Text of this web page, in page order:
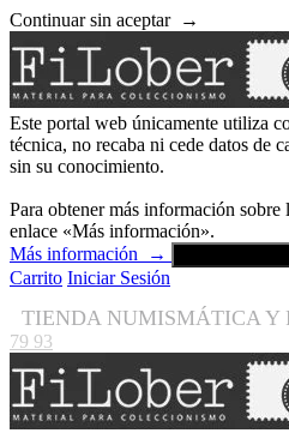
Continuar sin aceptar →
Este portal web únicamente utiliza
técnica, no recaba ni cede datos de
sin su conocimiento.
Para obtener más información sobre
enlace «Más información».
Más información
→
Carrito Iniciar Sesión
TIENDA NUMISMÁTICA Y
79 93